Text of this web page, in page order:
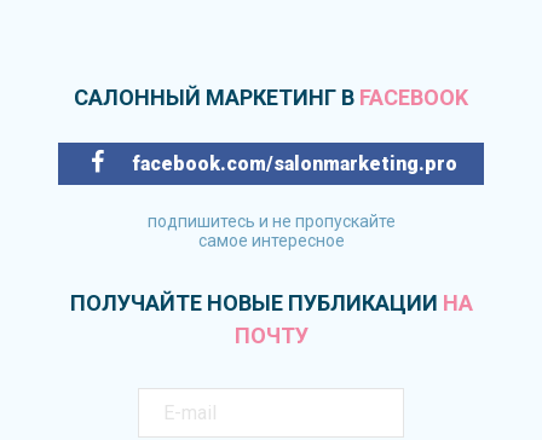
САЛОННЫЙ МАРКЕТИНГ В FACEBOOK
facebook.com/salonmarketing.pro
подпишитесь и не пропускайте
самое интересное
ПОЛУЧАЙТЕ НОВЫЕ ПУБЛИКАЦИИ НА
ПОЧТУ